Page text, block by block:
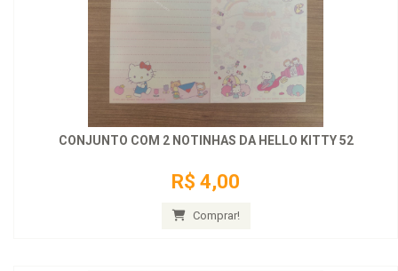
CONJUNTO COM 2 NOTINHAS DA HELLO KITTY 52
R$ 4,00
Comprar!